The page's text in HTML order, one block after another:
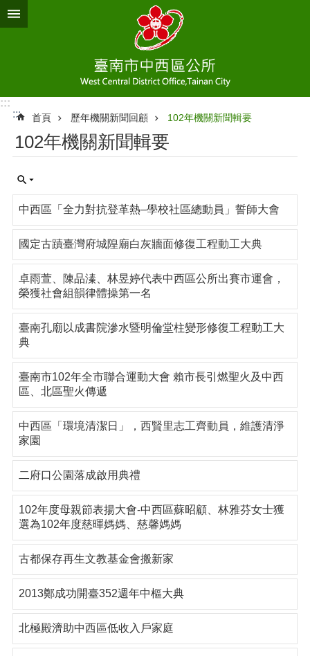
跳到主要內容區塊
:::
:::
首頁 歷年機關新聞回顧 102年機關新聞輯要
102年機關新聞輯要
中西區「全力對抗登革熱–學校社區總動員」誓師大會
國定古蹟臺灣府城隍廟白灰牆面修復工程動工大典
卓雨萱、陳品溱、林昱婷代表中西區公所出賽市運會，
榮獲社會組韻律體操第一名
臺南孔廟以成書院滲水暨明倫堂柱變形修復工程動工大
典
臺南市102年全市聯合運動大會 賴市長引燃聖火及中西
區、北區聖火傳遞
中西區「環境清潔日」，西賢里志工齊動員，維護清淨
家園
二府口公園落成啟用典禮
102年度母親節表揚大會-中西區蘇昭顧、林雅芬女士獲
選為102年度慈暉媽媽、慈馨媽媽
古都保存再生文教基金會搬新家
2013鄭成功開臺352週年中樞大典
北極殿濟助中西區低收入戶家庭